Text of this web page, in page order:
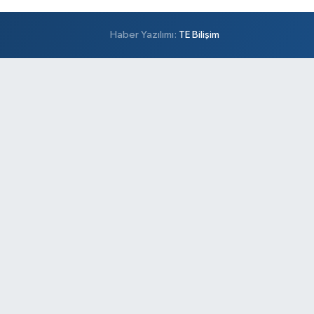
Haber Yazılımı: TE Bilişim